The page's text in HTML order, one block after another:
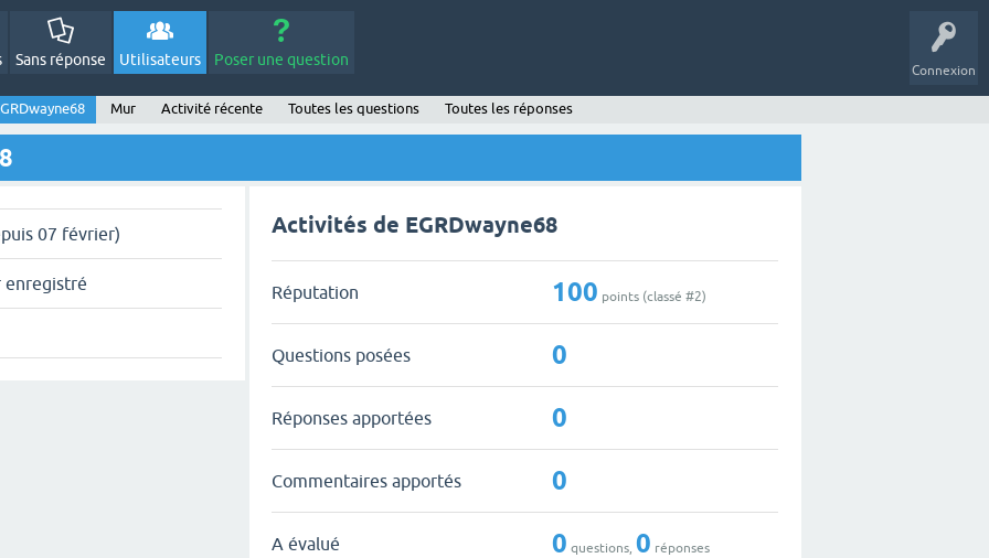
Connexion
Sans réponse Utilisateurs Poser une question
Mur Activité récente Toutes les questions Toutes les réponses
07 février)
enregistré
Activités de EGRDwayne68
Réputation 100 points (classé #2)
Questions posées 0
Réponses apportées 0
Commentaires apportés 0
A évalué 0 questions,0 réponses